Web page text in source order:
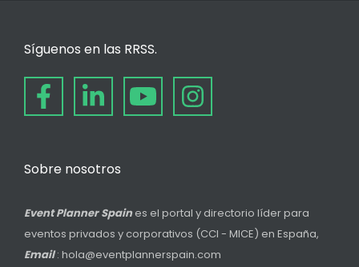
Síguenos en las RRSS.
Sobre nosotros
Event Planner Spain es el portal y directorio líder para
eventos privados y corporativos (CCI - MICE) en España,
Email: hola@eventplannerspain.com